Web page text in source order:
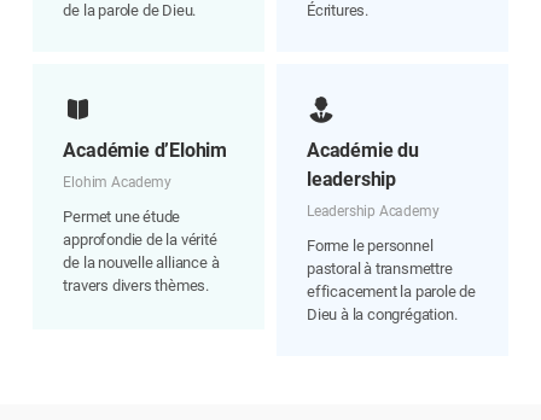
de la parole de Dieu.
Écritures.
Académie d’Elohim
Elohim Academy
Permet une étude
approfondie de la vérité
de la nouvelle alliance à
travers divers thèmes.
Académie du
leadership
Leadership Academy
Forme le personnel
pastoral à transmettre
efficacement la parole de
Dieu à la congrégation.